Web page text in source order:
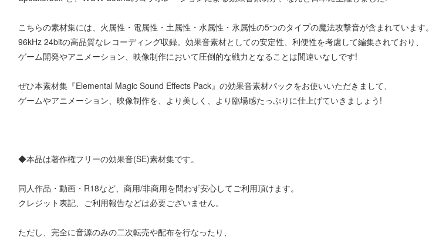
こちらの素材集には、火属性・電属性・土属性・水属性・氷属性の5つのタイプの魔法攻撃音が含まれています。
96kHz 24bitの高品質なレコーディング収録。効果音素材としての安定性、利便性を考慮して編集されており、
ゲーム開発やアニメーション、映像制作において圧倒的な戦力となることは間違いなしです!
ぜひ本素材集『Elemental Magic Sound Effects Pack』の効果音素材パックをお使いいただきまして、
ゲームやアニメーション、映像制作を、より美しく、より臨場感たっぷりに仕上げていきましょう!
◆本品は著作権フリーの効果音(SE)素材集です。
同人作品・動画・R18など、商用/非商用を問わず安心してご利用頂けます。
クレジット表記、ご利用報告などは必要ございません。
ただし、完全に音源のみの二次転売や配布を行なったり、